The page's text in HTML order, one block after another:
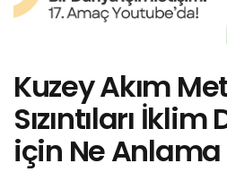
Kuzey Akım
Sızıntıları
için Ne Anlama